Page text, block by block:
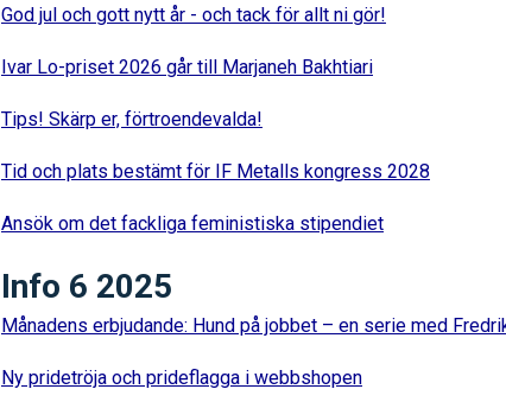
God jul och gott nytt år - och tack för allt ni gör!
Ivar Lo-priset 2026 går till Marjaneh Bakhtiari
Tips! Skärp er, förtroendevalda!
Tid och plats bestämt för IF Metalls kongress 2028
Ansök om det fackliga feministiska stipendiet
Info 6 2025
Månadens erbjudande: Hund på jobbet – en serie med
Ny pridetröja och prideflagga i webbshopen